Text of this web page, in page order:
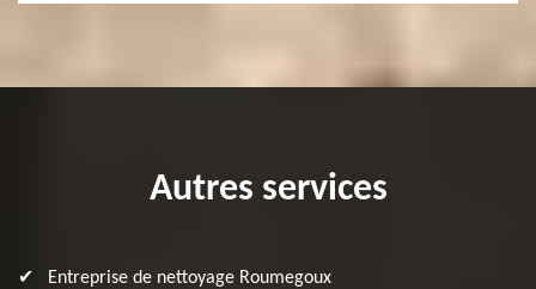
Autres services
Entreprise de nettoyage Roumegoux